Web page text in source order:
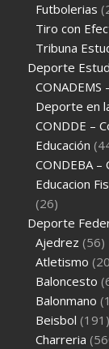
Futbolerias
Tiro con
Tribuna
Deporte
Deporte en
CONDDE –
Educación
CONDEBA
Educacion
(26)
Deporte
Ajedrez (56)
Atletismo
Baloncesto
Balonmano
Beisbol (191)
Charreria